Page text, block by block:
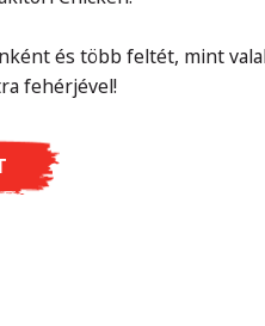
és több feltét, mint
fehérjével!